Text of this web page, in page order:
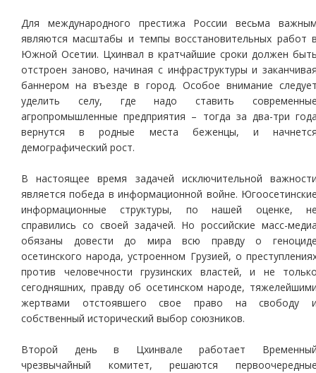
Для международного престижа России весьма
являются масштабы и темпы восстановительных работ
Южной Осетии. Цхинвал в кратчайшие сроки должен
отстроен заново, начиная с инфраструктуры и
баннером на въезде в город. Особое внимание
уделить селу, где надо ставить
агропромышленные предприятия – тогда за два-три
вернутся в родные места беженцы, и
демографический рост.
В настоящее время задачей исключительной
является победа в информационной войне.
информационные структуры, по нашей оценке,
справились со своей задачей. Но российские масс-
обязаны довести до мира всю правду о
осетинского народа, устроенном Грузией, о
против человечности грузинских властей, и не
сегодняшних, правду об осетинском народе,
жертвами отстоявшего свое право на свободу
собственный исторический выбор союзников.
Второй день в Цхинвале работает
чрезвычайный комитет, решаются